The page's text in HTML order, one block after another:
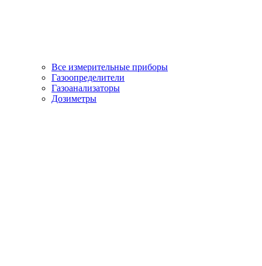
Все измерительные приборы
Газоопределители
Газоанализаторы
Дозиметры